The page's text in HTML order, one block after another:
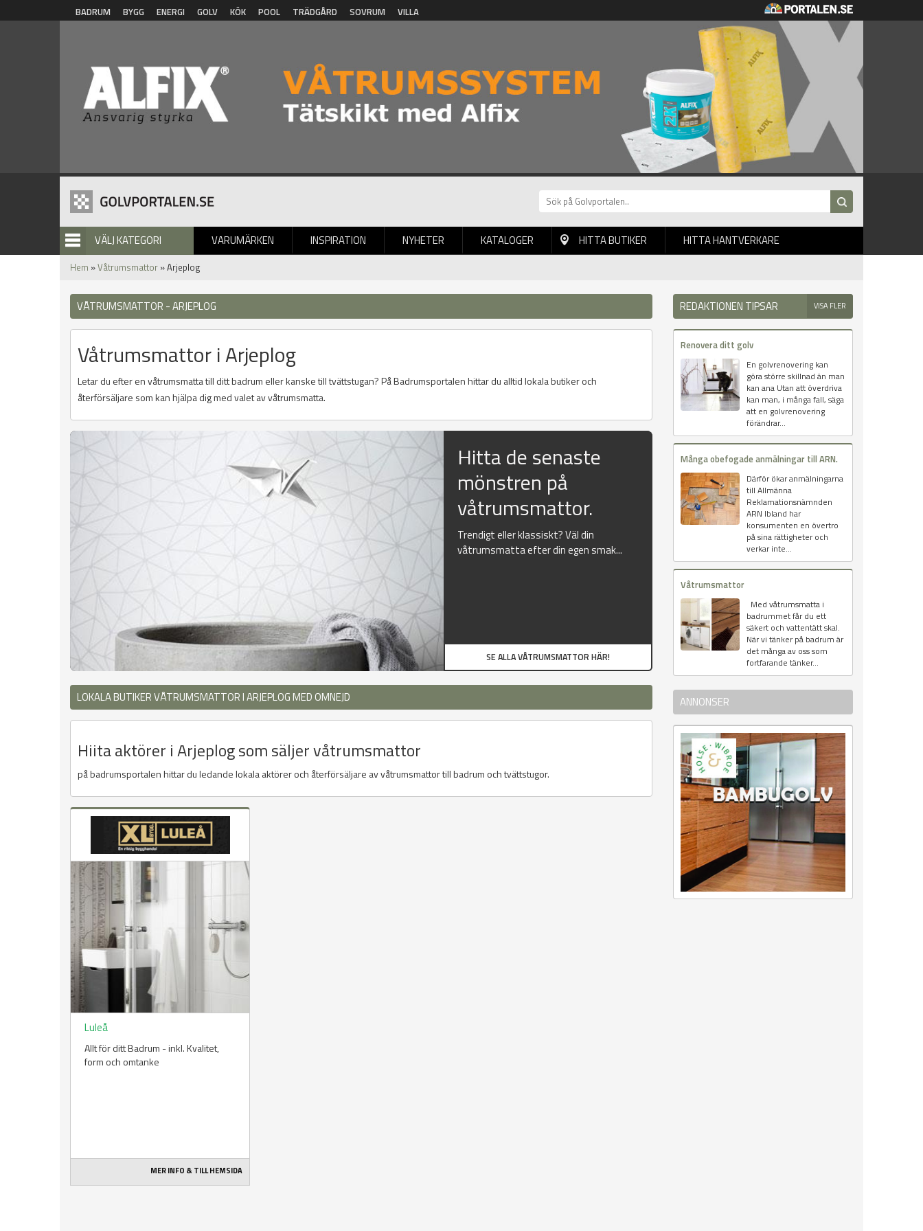
Hoppa till huvudinnehåll
BADRUM BYGG ENERGI GOLV KÖK POOL TRÄDGÅRD SOVRUM VILLA
VÄLJ KATEGORI VARUMÄRKEN INSPIRATION NYHETER
BILDGALLERI KATALOGER HITTA BUTIKER HITTA HANTVERKARE
Hem »Våtrumsmattor » Arjeplog
VÅTRUMSMATTOR - ARJEPLOG
Våtrumsmattor i Arjeplog
Letar du efter en våtrumsmatta till ditt badrum eller kanske till tvättstugan? På Badrumsportalen hittar du alltid lokala butiker och
återförsäljare som kan hjälpa dig med valet av våtrumsmatta.
Hitta de senaste
mönstren på
våtrumsmattor.
Trendigt eller klassiskt? Väl din
våtrumsmatta efter din egen smak...
SE ALLA VÅTRUMSMATTOR HÄR!
LOKALA BUTIKER VÅTRUMSMATTOR I ARJEPLOG MED OMNEJD
Hiita aktörer i Arjeplog som säljer våtrumsmattor
på badrumsportalen hittar du ledande lokala aktörer och återförsäljare av våtrumsmattor till badrum och tvättstugor.
Luleå
Allt för ditt Badrum - inkl. Kvalitet,
form och omtanke
MER INFO & TILL HEMSIDA
REDAKTIONEN TIPSAR VISA FLER
Renovera ditt golv
En golvrenovering kan
göra större skillnad än man
kan ana Utan att överdriva
kan man, i många fall, säga
att en golvrenovering
förändrar...
Många obefogade anmälningar till ARN.
Därför ökar anmälningarna
till Allmänna
Reklamationsnämnden
ARN Ibland har
konsumenten en övertro
på sina rättigheter och
verkar inte...
Våtrumsmattor
Med våtrumsmatta i
badrummet får du ett
säkert och vattentätt skal.
När vi tänker på badrum är
det många av oss som
fortfarande tänker...
ANNONSER